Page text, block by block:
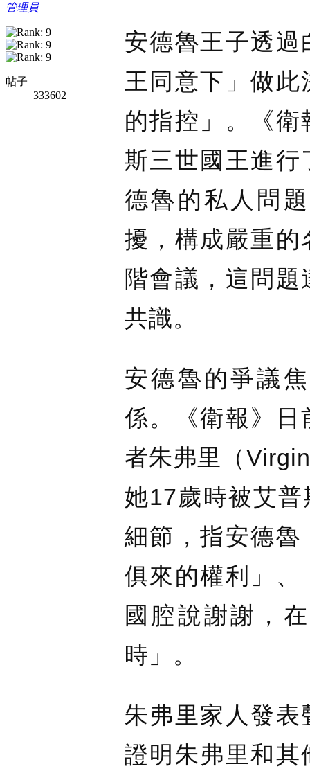
管理員
帖子
333602
安德魯王子透
王同意下」做
的指控」。《
斯三世國王進行
德魯的私人問
擾，構成嚴重的
階會議，這問
共識。
安德魯的爭議
係。《衛報》日
者朱弗里（
她17歲時被艾
細節，指安德魯
俱來的權利」、
國腔說謝謝，
時」。
朱弗里家人發
證明朱弗里和其